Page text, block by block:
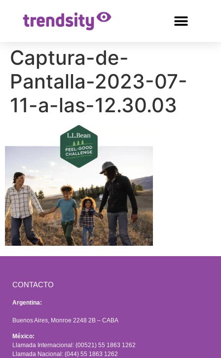
Captura-de-
Pantalla-2023-07-
11-a-las-12.30.03
CONTACTO
Argentina:
Buenos Aires, Monroe 2248 2B – CABA
México:
Llamada Internacional: (00521) 55 1863 1262
Llamada Nacional: (044) 55 1863 1262